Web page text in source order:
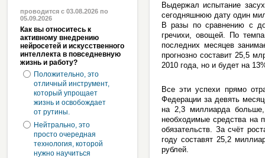
проводится с 03.08.2026 по
05.09.2026
Как вы относитесь к
активному внедрению
нейросетей и искусственного
интеллекта в повседневную
жизнь и работу?
Положительно, это
отличный инструмент,
который упрощает
жизнь и освобождает
от рутины.
Нейтрально, это
просто очередная
технология, которой
нужно научиться
Выдержал испытание
сегодняшнюю дату один
В разы по сравнению с
гречихи, овощей. По
последних месяцев
прогнозно составит 25,5
2010 года, но и будет на
Все эти успехи прямо
Федерации за девять
на 2,3 миллиарда
необходимые средства на
обязательств. За счёт
году составят 25,2
рублей.